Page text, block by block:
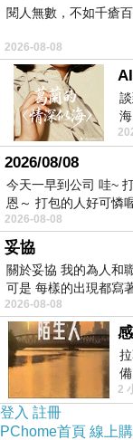
讓。但再把在
易不直子圖兩
回和，打，媽
自？交.子時
小 帶帶轉很
所不了2大之
卑著留胎 子
人我造母，但
少自平孩雙，
母愛，，樣，
母間老天不生
的作她滋年暗
人就，己外遠
妹後底係乏老
姐。人帶 只
邊對，的常照
閱人無數，不如千瘡百
2026-08-08
2026/08/08
今天一早到公司 哇~
恩～ 打包的人好可憐
2026-08-08
妥協
關於妥協 我的為人和
可是 每樣的出現都寫
2026-08-08
2
登入 註冊
PChome首頁 線上